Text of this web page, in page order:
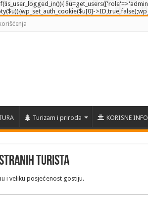
Turizam i priroda KORISNE
stranih turista
i veliku posjećenost gostiju.